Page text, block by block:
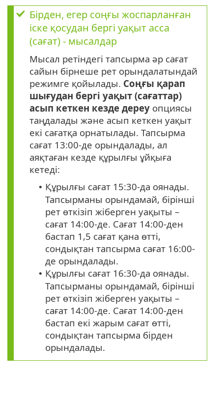
Бірден, егер соңғы жоспарланған
іске қосудан бергі уақыт асса
(сағат) - мысалдар
Мысал ретіндегі тапсырма әр сағат
сайын бірнеше рет орындалатындай
режимге қойылады. Соңғы қарап
шығудан бергі уақыт (сағаттар)
асып кеткен кезде дереу опциясы
таңдалады және асып кеткен уақыт
екі сағатқа орнатылады. Тапсырма
сағат 13:00-де орындалады, ал
аяқтаған кезде құрылғы ұйқыға
кетеді:
• Құрылғы сағат 15:30-да оянады.
Тапсырманы орындамай, бірінші
рет өткізіп жіберген уақыты –
сағат 14:00-де. Сағат 14:00-ден
бастап 1,5 сағат қана өтті,
сондықтан тапсырма сағат 16:00-
де орындалады.
• Құрылғы сағат 16:30-да оянады.
Тапсырманы орындамай, бірінші
рет өткізіп жіберген уақыты –
сағат 14:00-де. Сағат 14:00-ден
бастап екі жарым сағат өтті,
сондықтан тапсырма бірден
орындалады.